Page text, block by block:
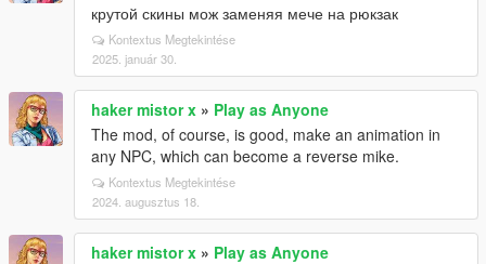
крутой скины мож заменяя мече на рюкзак
Kontextus Megtekintése
2025. január 30.
haker mistor x » Play as Anyone
The mod, of course, is good, make an animation in
any NPC, which can become a reverse mike.
Kontextus Megtekintése
2024. augusztus 18.
haker mistor x » Play as Anyone